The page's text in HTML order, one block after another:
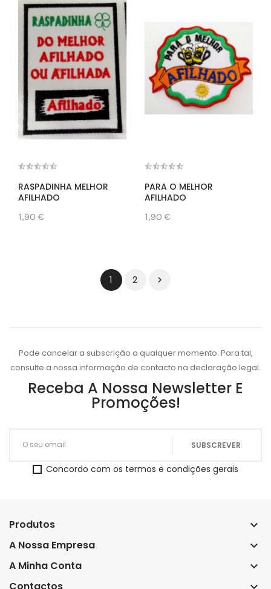
RASPADINHA MELHOR
AFILHADO
1,90 €
PARA O MELHOR
AFILHADO
1,90 €
1 2 
Pode cancelar a subscrição a qualquer momento. Para tal,
consulte a nossa informação de contacto na declaração legal.
Receba A Nossa Newsletter E
Promoções!
Concordo com os termos e condições gerais
Produtos keyboard_arrow_down
A Nossa Empresa keyboard_arrow_down
A Minha Conta keyboard_arrow_down
Contactos